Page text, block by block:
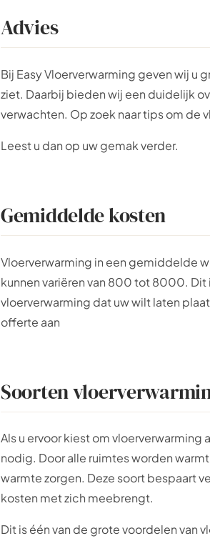
Advies
Bij Easy Vloerverwarming geven wij u
ziet. Daarbij bieden wij een duidelijk
verwachten. Op zoek naar tips om de
Leest u dan op uw gemak verder.
Gemiddelde kosten
Vloerverwarming in een gemiddelde
kunnen variëren van 800 tot 8000.
vloerverwarming dat uw wilt laten
offerte aan
Soorten
Als u ervoor kiest om
nodig. Door alle ruimtes worden
warmte zorgen. Deze soort bespaart
kosten met zich meebrengt.
Dit is één van de grote voordelen van